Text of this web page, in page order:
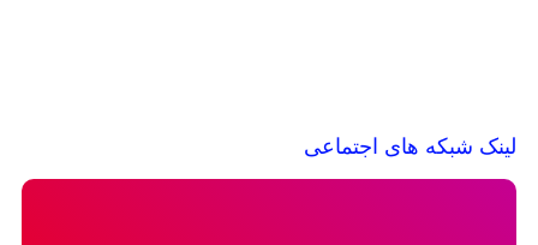
لینک شبکه های اجتماعی